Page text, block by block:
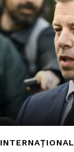
INTERNAȚIONAL